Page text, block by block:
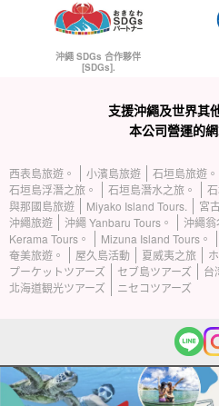
沖繩 SDGs 合作夥伴
[SDGs].
支援沖繩及世界其
本公司營運的
西表島旅遊。 小濱島旅遊 石垣島旅遊。
石垣島浮潛之旅。
石垣島潛水之旅。
與那國島旅遊
Miyako Island Tours. 宮
沖繩旅遊
沖繩 Yanbaru Tours。 沖繩
Kerama Tours。
Mizuna Island Tours。
奄美旅遊。
屋久島活動 夏威夷之旅
プーケットツアーズ
セブ島ツアーズ 台
北海道観光ツアーズ
ニセコツアーズ
(c) 2026 Iriomote Island